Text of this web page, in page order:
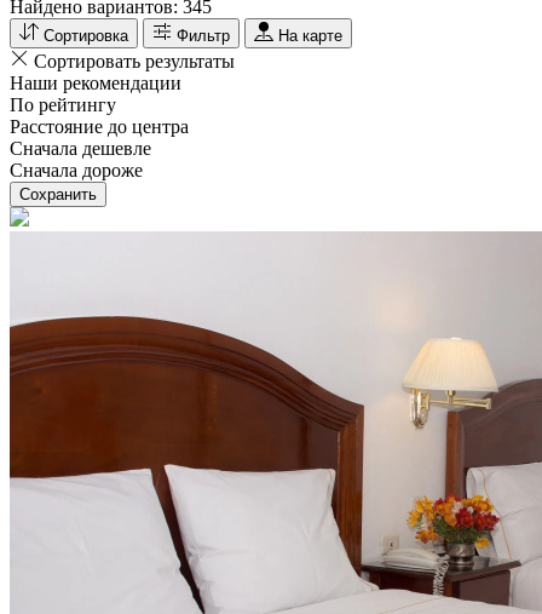
Найдено вариантов: 345
Сортировка Фильтр На карте
Сортировать результаты
Наши рекомендации
По рейтингу
Расстояние до центра
Сначала дешевле
Сначала дороже
Сохранить